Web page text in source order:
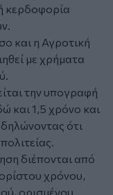
κερδοφορία
και η Αγροτική
με χρήματα
την υπογραφή
και 1,5 χρόνο και
ότι
διέπονται από
χρόνου,
ορισμένου